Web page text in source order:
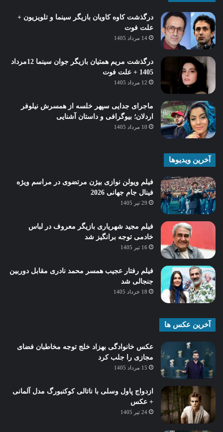
درگذشت کاوه کاویان بازیگر سینما و تلویزیون +
علت فوت
14 مرداد 1405
درگذشت مریم همتیان بازیگر جوان سینما 12مرداد
1405 + علت فوت
12 مرداد 1405
ماجرای جدایی سپهر خلسه از همسرش نیلوفر
اردلان؛ بیوگرافی و داستان آشنایی
10 مرداد 1405
آخرین ویدیوها
فیلم ویولن نوازی بیژن مرتضوی در مراسم ویژه
فینال جام جهانی 2026
29 تیر 1405
فیلم مجید شهریاری بازیگر معروف در لباس
خادمی توجه برانگیز شد
16 تیر 1405
فیلم رفتار عجیب همسر محمد نادری مقابل دوربین
جنجالی شد
18 خرداد 1405
آخرین عکس ها
عکس خانوادگی بهزاد خلج توجه مخاطبان فضای
مجازی را جلب کرد
15 مرداد 1405
ازدواج پاول وسلی با ناتالی کوکنبورگ مدل آلمانی
+ عکس
24 تیر 1405